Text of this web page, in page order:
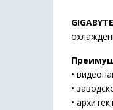
•
•
•